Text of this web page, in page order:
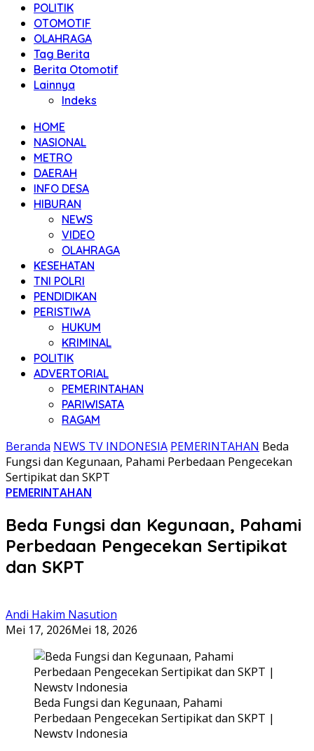
POLITIK
OTOMOTIF
OLAHRAGA
Tag Berita
Berita Otomotif
Lainnya
Indeks
HOME
NASIONAL
METRO
DAERAH
INFO DESA
HIBURAN
NEWS
VIDEO
OLAHRAGA
KESEHATAN
TNI POLRI
PENDIDIKAN
PERISTIWA
HUKUM
KRIMINAL
POLITIK
ADVERTORIAL
PEMERINTAHAN
PARIWISATA
RAGAM
Beranda NEWS TV INDONESIA PEMERINTAHAN Beda
Fungsi dan Kegunaan, Pahami Perbedaan Pengecekan
Sertipikat dan SKPT
PEMERINTAHAN
Beda Fungsi dan Kegunaan, Pahami
Perbedaan Pengecekan Sertipikat
dan SKPT
Andi Hakim Nasution
Mei 17, 2026Mei 18, 2026
Beda Fungsi dan Kegunaan, Pahami
Perbedaan Pengecekan Sertipikat dan SKPT |
Newstv Indonesia